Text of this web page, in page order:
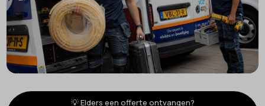
💡 Elders een offerte ontvangen?